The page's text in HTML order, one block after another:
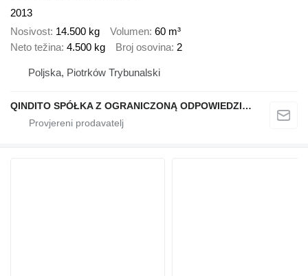
2013
Nosivost 14.500 kg Volumen 60 m³
Neto težina 4.500 kg Broj osovina 2
Poljska, Piotrków Trybunalski
QINDITO SPÓŁKA Z OGRANICZONĄ ODPOWIEDZIALNOŚCIĄ